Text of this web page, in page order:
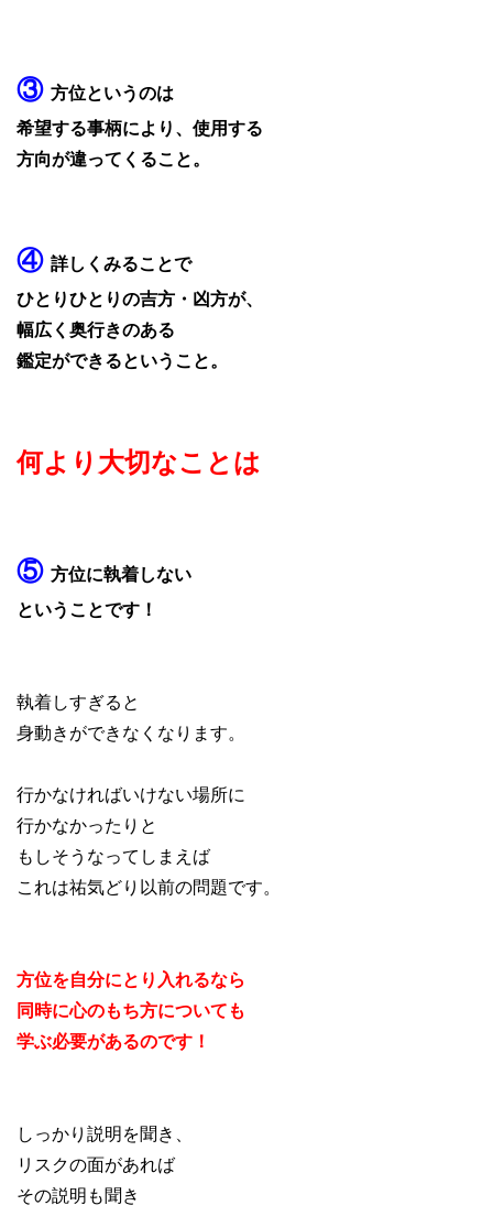
③ 方位というのは
希望する事柄により、使用する
方向が違ってくること。
④ 詳しくみることで
ひとりひとりの吉方・凶方が、
幅広く奥行きのある
鑑定ができるということ。
何より大切なことは
⑤ 方位に執着しない
ということです！
執着しすぎると
身動きができなくなります。
行かなければいけない場所に
行かなかったりと
もしそうなってしまえば
これは祐気どり以前の問題です。
方位を自分にとり入れるなら
同時に心のもち方についても
学ぶ必要があるのです！
しっかり説明を聞き、
リスクの面があれば
その説明も聞き